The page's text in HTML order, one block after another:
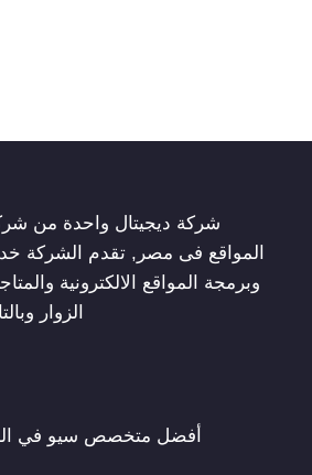
شركة ديجيتال واحدة من
وبرمجة المواقع الالكترونية
الزوار
أفضل متخصص سيو في